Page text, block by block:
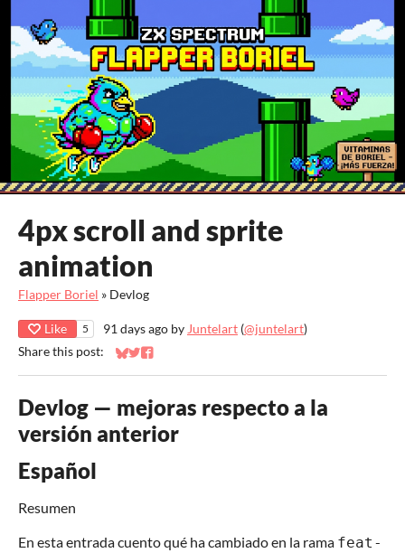
4px scroll and sprite
animation
Flapper Boriel » Devlog
Like 5 91 days ago byJuntelart (@juntelart)
Share this post:
Share on Bluesky
Share on Twitter
Share on Facebook
Devlog — mejoras respecto a la
versión anterior
Español
Resumen
En esta entrada cuento qué ha cambiado en la rama feat-